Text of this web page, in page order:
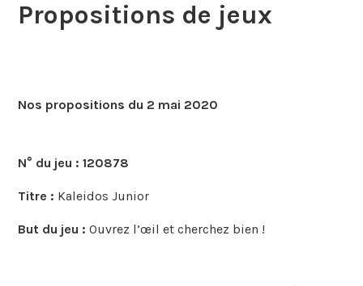
Propositions de jeux
Nos propositions du 2 mai 2020
N° du jeu : 120878
Titre : Kaleidos Junior
But du jeu :Ouvrez l’œil et cherchez bien !